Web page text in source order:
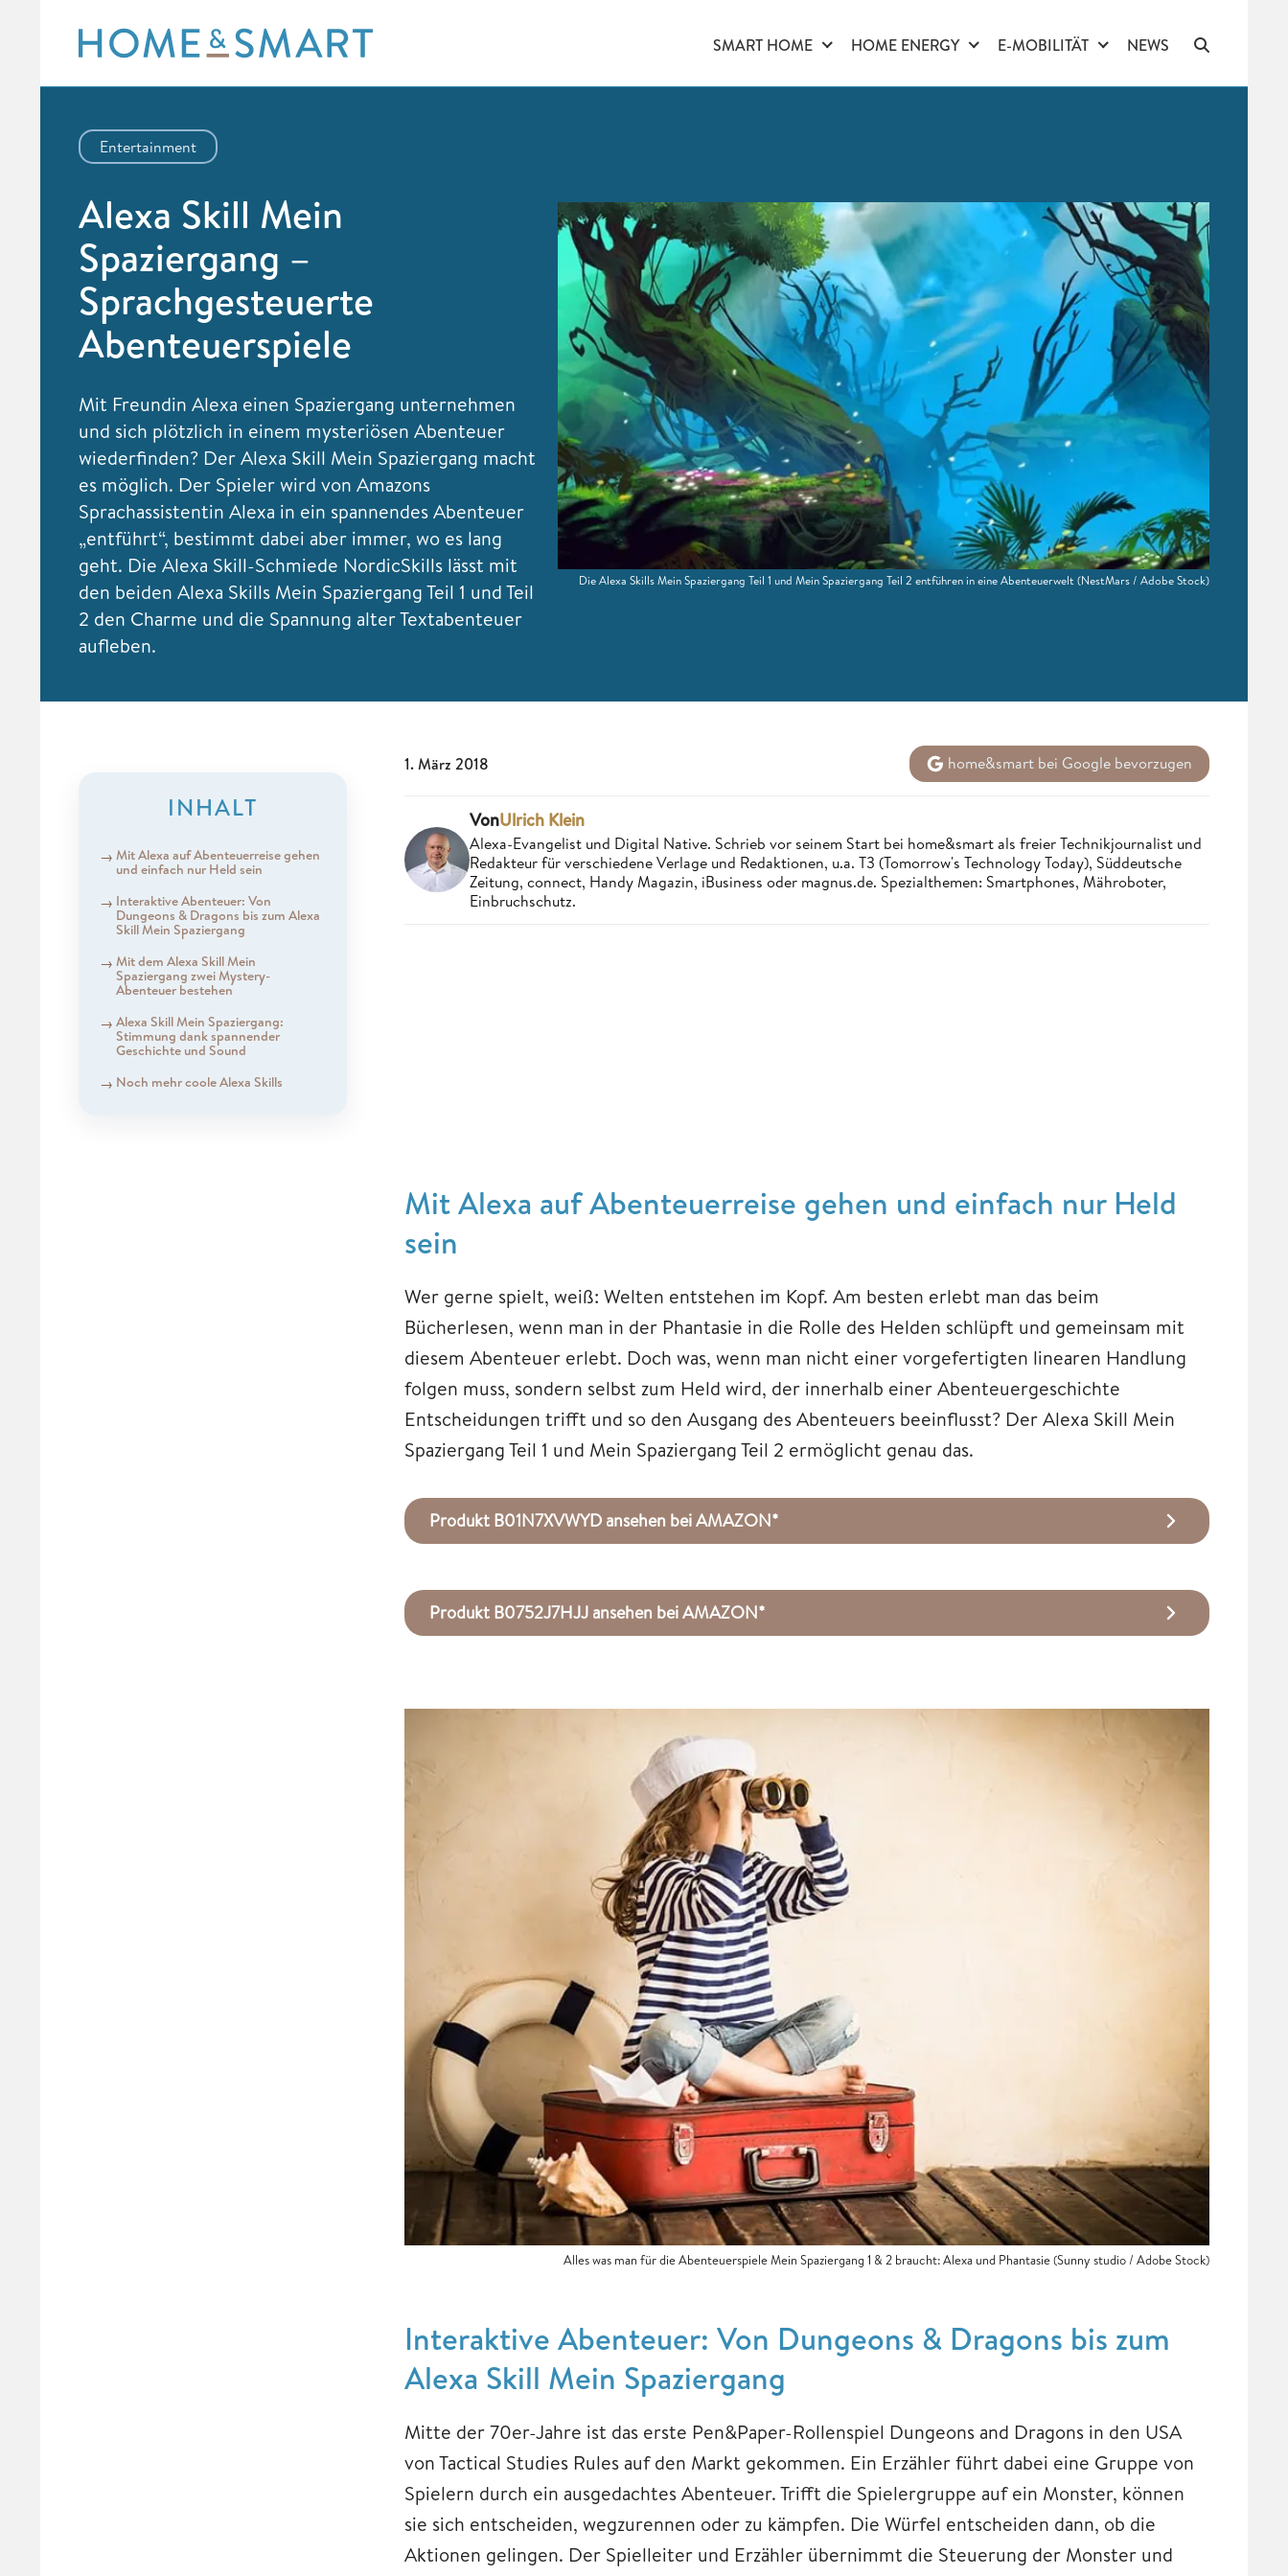
content
SMART HOME HOME ENERGY E-MOBILITÄT NEWS
Entertainment
Alexa Skill Mein
Spaziergang –
Sprachgesteuerte
Abenteuerspiele
Mit Freundin Alexa einen Spaziergang unternehmen
und sich plötzlich in einem mysteriösen Abenteuer
wiederfinden? Der Alexa Skill Mein Spaziergang macht
es möglich. Der Spieler wird von Amazons
Sprachassistentin Alexa in ein spannendes Abenteuer
„entführt“, bestimmt dabei aber immer, wo es lang
geht. Die Alexa Skill-Schmiede NordicSkills lässt mit
den beiden Alexa Skills Mein Spaziergang Teil 1 und Teil
2 den Charme und die Spannung alter Textabenteuer
aufleben.
Die Alexa Skills Mein Spaziergang Teil 1 und Mein Spaziergang Teil 2 entführen in eine Abenteuerwelt (NestMars / Adobe Stock)
INHALT
Mit Alexa auf Abenteuerreise gehen
und einfach nur Held sein
Interaktive Abenteuer: Von
Dungeons & Dragons bis zum Alexa
Skill Mein Spaziergang
Mit dem Alexa Skill Mein
Spaziergang zwei Mystery-
Abenteuer bestehen
Alexa Skill Mein Spaziergang:
Stimmung dank spannender
Geschichte und Sound
Noch mehr coole Alexa Skills
1. März 2018 home&smart bei Google bevorzugen
VonUlrich Klein
Alexa-Evangelist und Digital Native. Schrieb vor seinem Start bei home&smart als freier Technikjournalist und
Redakteur für verschiedene Verlage und Redaktionen, u.a. T3 (Tomorrow's Technology Today), Süddeutsche
Zeitung, connect, Handy Magazin, iBusiness oder magnus.de. Spezialthemen: Smartphones, Mähroboter,
Einbruchschutz.
Mit Alexa auf Abenteuerreise gehen und einfach nur Held
sein
Wer gerne spielt, weiß: Welten entstehen im Kopf. Am besten erlebt man das beim
Bücherlesen, wenn man in der Phantasie in die Rolle des Helden schlüpft und gemeinsam mit
diesem Abenteuer erlebt. Doch was, wenn man nicht einer vorgefertigten linearen Handlung
folgen muss, sondern selbst zum Held wird, der innerhalb einer Abenteuergeschichte
Entscheidungen trifft und so den Ausgang des Abenteuers beeinflusst? Der Alexa Skill Mein
Spaziergang Teil 1 und Mein Spaziergang Teil 2 ermöglicht genau das.
Produkt B01N7XVWYD ansehen bei AMAZON*
Produkt B0752J7HJJ ansehen bei AMAZON*
Alles was man für die Abenteuerspiele Mein Spaziergang 1 & 2 braucht: Alexa und Phantasie (Sunny studio / Adobe Stock)
Interaktive Abenteuer: Von Dungeons & Dragons bis zum
Alexa Skill Mein Spaziergang
Mitte der 70er-Jahre ist das erste Pen&Paper-Rollenspiel Dungeons and Dragons in den USA
von Tactical Studies Rules auf den Markt gekommen. Ein Erzähler führt dabei eine Gruppe von
Spielern durch ein ausgedachtes Abenteuer. Trifft die Spielergruppe auf ein Monster, können
sie sich entscheiden, wegzurennen oder zu kämpfen. Die Würfel entscheiden dann, ob die
Aktionen gelingen. Der Spielleiter und Erzähler übernimmt die Steuerung der Monster und